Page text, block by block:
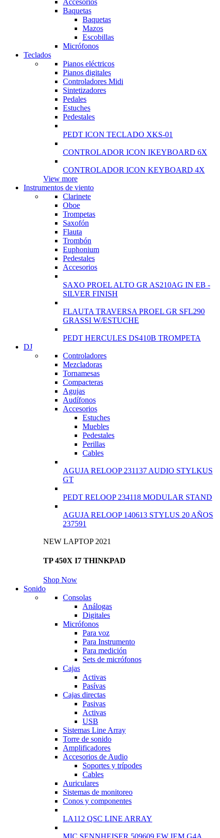
Accesorios
Baquetas
Baquetas
Mazos
Escobillas
Micrófonos
Teclados
Pianos eléctricos
Pianos digitales
Controladores Midi
Sintetizadores
Pedales
Estuches
Pedestales
PEDT ICON TECLADO XKS-01
CONTROLADOR ICON IKEYBOARD 6X
CONTROLADOR ICON KEYBOARD 4X
View more
Instrumentos de viento
Clarinete
Oboe
Trompetas
Saxofón
Flauta
Trombón
Euphonium
Pedestales
Accesorios
SAXO PROEL ALTO GR AS210AG IN EB -
SILVER FINISH
FLAUTA TRAVERSA PROEL GR SFL290
GRASSI W/ESTUCHE
PEDT HERCULES DS410B TROMPETA
DJ
Controladores
Mezcladoras
Tornamesas
Compacteras
Agujas
Audífonos
Accesorios
Estuches
Muebles
Pedestales
Perillas
Cables
AGUJA RELOOP 231137 AUDIO STYLKUS
GT
PEDT RELOOP 234118 MODULAR STAND
AGUJA RELOOP 140613 STYLUS 20 AÑOS
237591
NEW LAPTOP 2021
TP 450X I7 THINKPAD
Shop Now
Sonido
Consolas
Análogas
Digitales
Micrófonos
Para voz
Para Instrumento
Para medición
Sets de micrófonos
Cajas
Activas
Pasívas
Cajas directas
Pasivas
Activas
USB
Sistemas Line Array
Torre de sonido
Amplificadores
Accesorios de Audio
Soportes y trípodes
Cables
Auriculares
Sistemas de monitoreo
Conos y componentes
LA112 QSC LINE ARRAY